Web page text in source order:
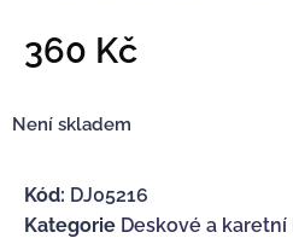
360 Kč
Není skladem
Kód: DJ05216
Kategorie Deskové a